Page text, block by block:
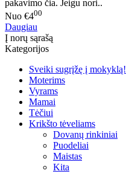
pakavimo čia. Jeigu nori..
Nuo €400
Daugiau
Į norų sąrašą
Kategorijos
Sveiki sugrįžę į mokyklą!
Moterims
Vyrams
Mamai
Tėčiui
Krikšto tėveliams
Dovanų rinkiniai
Puodeliai
Maistas
Kita